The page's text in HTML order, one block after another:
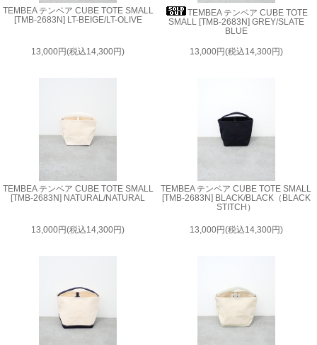
TEMBEA テンベア CUBE TOTE SMALL
[TMB-2683N] LT-BEIGE/LT-OLIVE
13,000円(税込14,300円)
TEMBEA テンベア CUBE TOTE
SMALL [TMB-2683N] GREY/SLATE
BLUE
13,000円(税込14,300円)
TEMBEA テンベア CUBE TOTE SMALL
[TMB-2683N] NATURAL/NATURAL
13,000円(税込14,300円)
TEMBEA テンベア CUBE TOTE SMALL
[TMB-2683N] BLACK/BLACK（BLACK
STITCH）
13,000円(税込14,300円)